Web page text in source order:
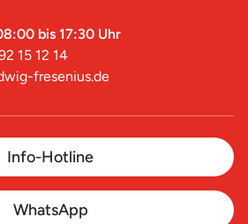
bis 17:30 Uhr
15 12 14
fresenius.de
Info-Hotline
WhatsApp